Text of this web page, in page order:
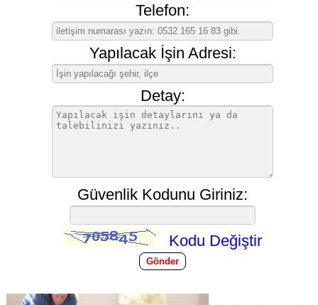
Telefon:
Yapılacak İşin Adresi:
Detay:
Güvenlik Kodunu Giriniz:
Kodu Değiştir